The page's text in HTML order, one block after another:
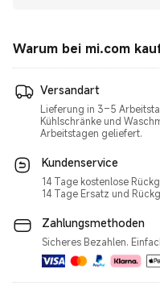
Warum bei mi.com
Versandart
Lieferung in 3–5
Kühlschränke und
Kundenservice
14 Tage kostenlose
14 Tage Ersatz und
Zahlungsmethoden
Sicheres Bezahlen.